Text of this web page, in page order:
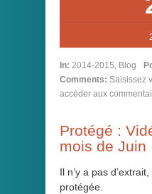
In: 2014-2015, Blog
Comments: Saisissez
accéder aux
Protégé :
mois de Juin
Il n’y a pas
protégée.